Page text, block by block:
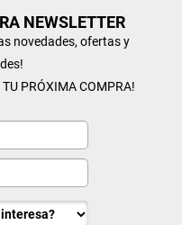
NEWSLETTER
novedades, ofertas y
TU PRÓXIMA COMPRA!